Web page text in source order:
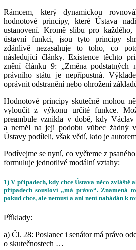
Rámcem, který dynamickou
hodnotové principy, které Ústava
ustanovení. Kromě slibu pro každého,
ústavní funkci, jsou tyto principy
zdánlivě nezasahuje to toho, co
následující články. Existence těchto
znění článku 9: „Změna podstatných
právního státu je nepřípustná.
oprávnit odstranění nebo ohrožení
Hodnotové principy skutečně mohou
vyloučit z výkonu určité funkce.
preambule vznikla v době, kdy Václav
a neměl na její podobu vůbec žádný
Ústavy podíleli, však vědí, kdo je
Podívejme se nyní, co vyčteme z
formuluje jednotlivé modální vztahy:
1) V případech, kdy chce Ústava něco zvláště
případech sousloví „má právo“. Znamená
pokud chce, ale nemusí a ani není nabádán k
Příklady:
a) Čl. 28: Poslanec i senátormá právo
o skutečnostech …